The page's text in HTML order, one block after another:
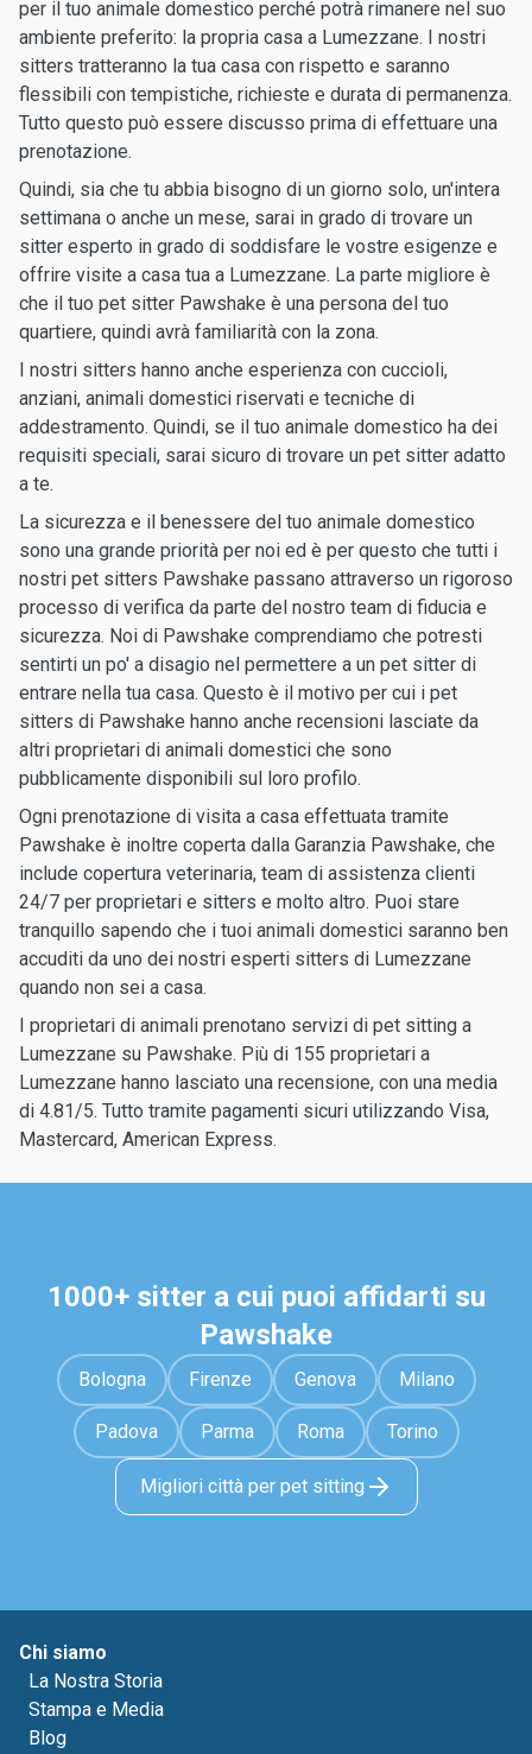
per il tuo animale domestico perché potrà rimanere nel suo
ambiente preferito: la propria casa a Lumezzane. I nostri
sitters tratteranno la tua casa con rispetto e saranno
flessibili con tempistiche, richieste e durata di permanenza.
Tutto questo può essere discusso prima di effettuare una
prenotazione.
Quindi, sia che tu abbia bisogno di un giorno solo, un'intera
settimana o anche un mese, sarai in grado di trovare un
sitter esperto in grado di soddisfare le vostre esigenze e
offrire visite a casa tua a Lumezzane. La parte migliore è
che il tuo pet sitter Pawshake è una persona del tuo
quartiere, quindi avrà familiarità con la zona.
I nostri sitters hanno anche esperienza con cuccioli,
anziani, animali domestici riservati e tecniche di
addestramento. Quindi, se il tuo animale domestico ha dei
requisiti speciali, sarai sicuro di trovare un pet sitter adatto
a te.
La sicurezza e il benessere del tuo animale domestico
sono una grande priorità per noi ed è per questo che tutti i
nostri pet sitters Pawshake passano attraverso un rigoroso
processo di verifica da parte del nostro team di fiducia e
sicurezza. Noi di Pawshake comprendiamo che potresti
sentirti un po' a disagio nel permettere a un pet sitter di
entrare nella tua casa. Questo è il motivo per cui i pet
sitters di Pawshake hanno anche recensioni lasciate da
altri proprietari di animali domestici che sono
pubblicamente disponibili sul loro profilo.
Ogni prenotazione di visita a casa effettuata tramite
Pawshake è inoltre coperta dalla Garanzia Pawshake, che
include copertura veterinaria, team di assistenza clienti
24/7 per proprietari e sitters e molto altro. Puoi stare
tranquillo sapendo che i tuoi animali domestici saranno ben
accuditi da uno dei nostri esperti sitters di Lumezzane
quando non sei a casa.
I proprietari di animali prenotano servizi di pet sitting a
Lumezzane su Pawshake. Più di 155 proprietari a
Lumezzane hanno lasciato una recensione, con una media
di 4.81/5. Tutto tramite pagamenti sicuri utilizzando Visa,
Mastercard, American Express.
1000+ sitter a cui puoi affidarti su
Pawshake
Bologna Firenze Genova Milano
Padova Parma Roma Torino
Migliori città per pet sitting
Chi siamo
La Nostra Storia
Stampa e Media
Blog